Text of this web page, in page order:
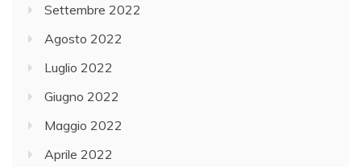
Settembre 2022
Agosto 2022
Luglio 2022
Giugno 2022
Maggio 2022
Aprile 2022